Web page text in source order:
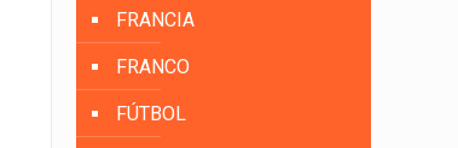
FRANCIA
FRANCO
FÚTBOL